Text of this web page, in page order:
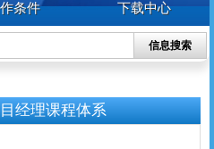
条件 下载中心
信息搜索
经理课程体系